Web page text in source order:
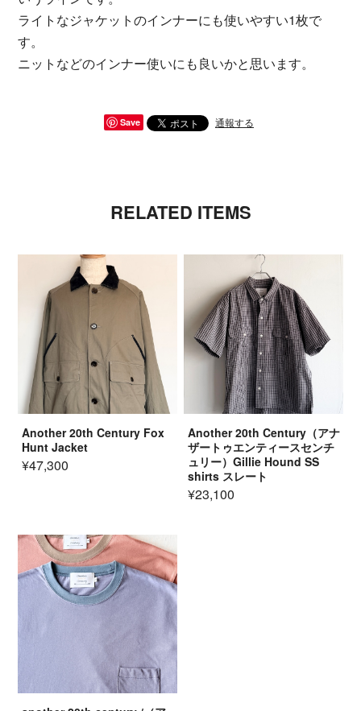
ライトなジャケットのインナーにも使いやすい1枚で
す。
ニットなどのインナー使いにも良いかと思います。
Save 通報する
RELATED ITEMS
Another 20th Century Fox
Hunt Jacket
¥47,300
Another 20th Century（アナ
ザートゥエンティースセンチ
ュリー）Gillie Hound SS
shirts スレート
¥23,100